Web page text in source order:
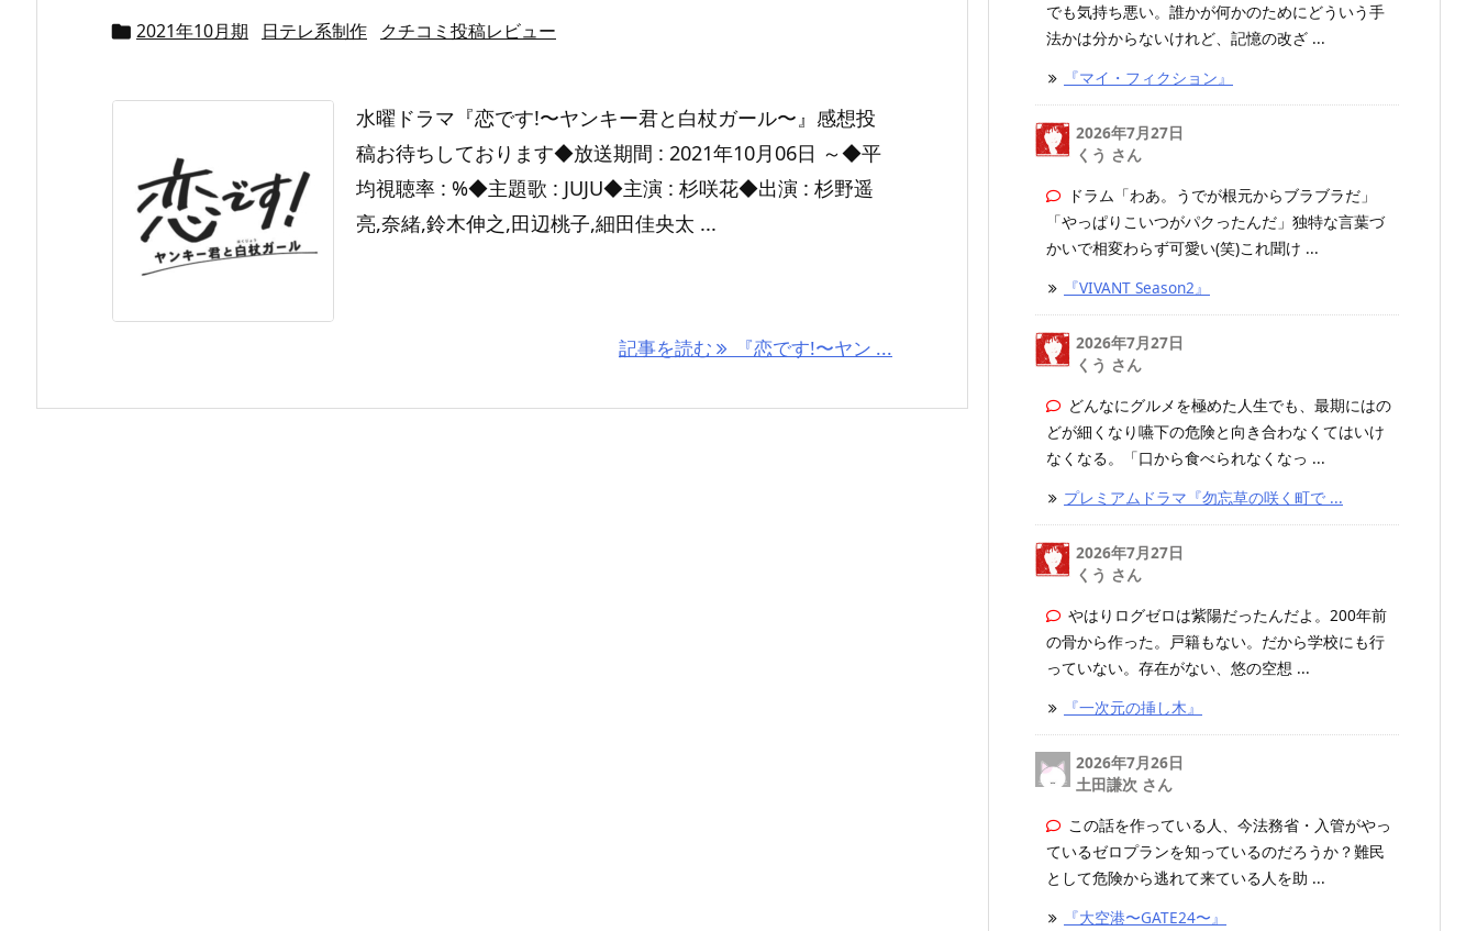
 2021年10月期 日テレ系制作 クチコミ投稿レビュー
水曜ドラマ『恋です!〜ヤンキー君と白杖ガール〜』感想投
稿お待ちしております◆放送期間 : 2021年10月06日 ～◆平
均視聴率 : %◆主題歌 : JUJU◆主演 : 杉咲花◆出演 : 杉野遥
亮,奈緒,鈴木伸之,田辺桃子,細田佳央太 ...
記事を読む 『恋です!〜ヤン ...
でも気持ち悪い。誰かが何かのためにどういう手
法かは分からないけれど、記憶の改ざ ...
『マイ・フィクション』
2026年7月27日
くう さん
ドラム「わあ。うでが根元からブラブラだ」
「やっぱりこいつがパクったんだ」独特な言葉づ
かいで相変わらず可愛い(笑)これ聞け ...
『VIVANT Season2』
2026年7月27日
くう さん
どんなにグルメを極めた人生でも、最期にはの
どが細くなり嚥下の危険と向き合わなくてはいけ
なくなる。「口から食べられなくなっ ...
プレミアムドラマ『勿忘草の咲く町で ...
2026年7月27日
くう さん
やはりログゼロは紫陽だったんだよ。200年前
の骨から作った。戸籍もない。だから学校にも行
っていない。存在がない、悠の空想 ...
『一次元の挿し木』
2026年7月26日
土田謙次 さん
この話を作っている人、今法務省・入管がやっ
ているゼロプランを知っているのだろうか？難民
として危険から逃れて来ている人を助 ...
『大空港〜GATE24〜』